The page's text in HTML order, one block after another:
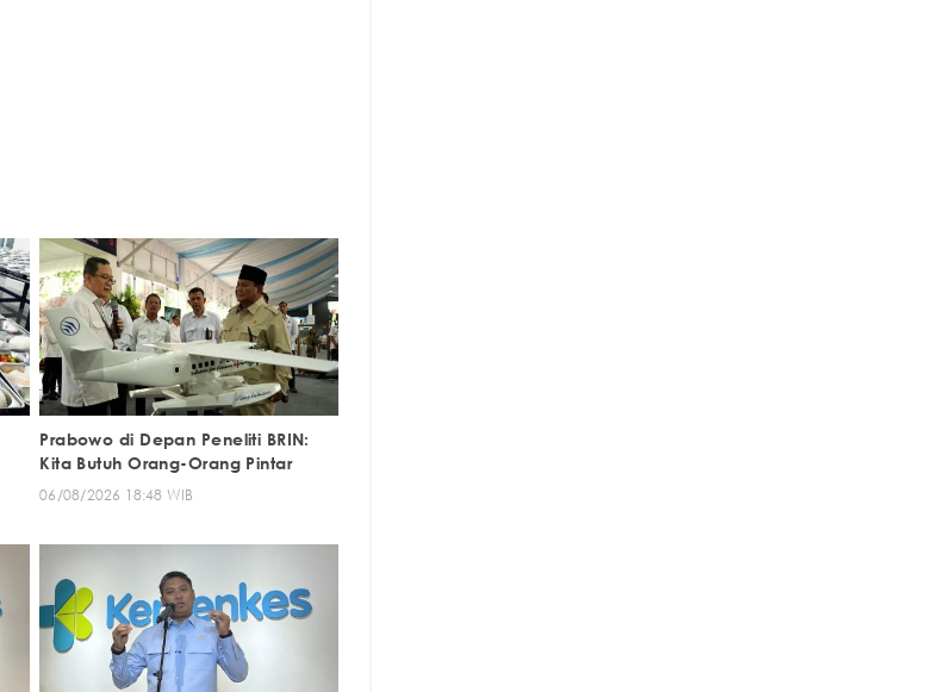
Prabowo di Depan Peneliti BRIN:
Kita Butuh Orang-Orang Pintar
06/08/2026 18:48 WIB